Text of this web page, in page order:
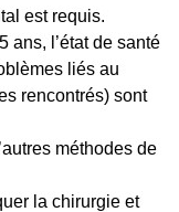
est requis.
ans, l’état de santé
liés au
rencontrés) sont
méthodes de
la chirurgie et